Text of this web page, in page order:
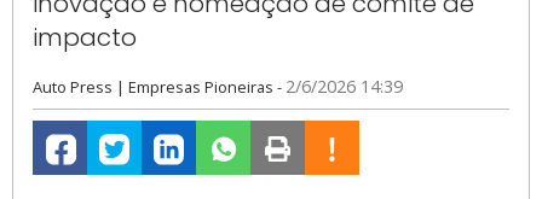
impacto
Auto Press | Empresas Pioneiras - 2/6/2026 14:39